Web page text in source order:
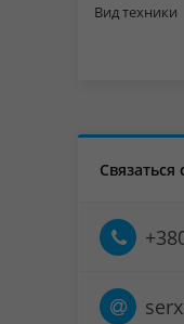
Вид техники